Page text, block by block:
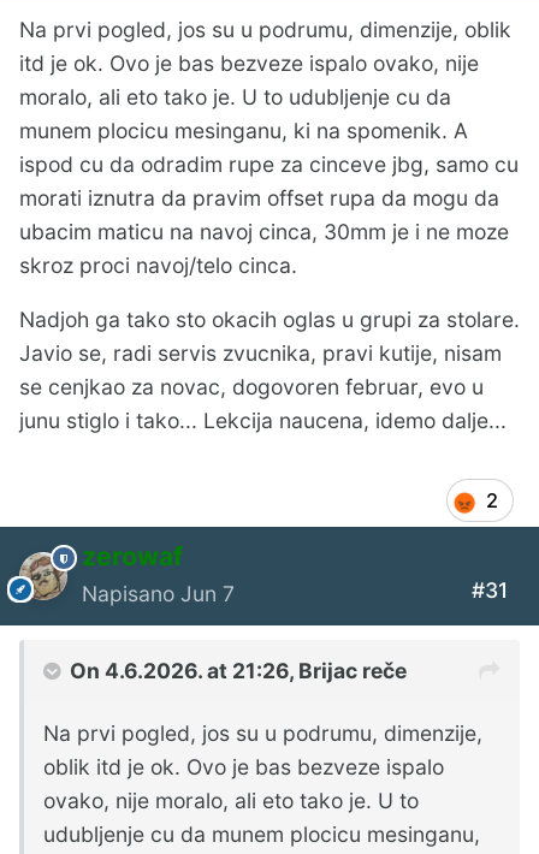
Na prvi pogled, jos su u podrumu, dimenzije, oblik
itd je ok. Ovo je bas bezveze ispalo ovako, nije
moralo, ali eto tako je. U to udubljenje cu da
munem plocicu mesinganu, ki na spomenik. A
ispod cu da odradim rupe za cinceve jbg, samo cu
morati iznutra da pravim offset rupa da mogu da
ubacim maticu na navoj cinca, 30mm je i ne moze
skroz proci navoj/telo cinca.
Nadjoh ga tako sto okacih oglas u grupi za stolare.
Javio se, radi servis zvucnika, pravi kutije, nisam
se cenjkao za novac, dogovoren februar, evo u
junu stiglo i tako... Lekcija naucena, idemo dalje...
2
zerowaf
Napisano Jun 7 #31
On 4.6.2026. at 21:26, Brijac reče
Na prvi pogled, jos su u podrumu, dimenzije,
oblik itd je ok. Ovo je bas bezveze ispalo
ovako, nije moralo, ali eto tako je. U to
udubljenje cu da munem plocicu mesinganu,